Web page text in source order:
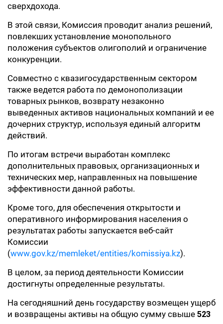
сверхдохода.
В этой связи, Комиссия проводит анализ решений,
повлекших установление монопольного
положения субъектов олигополий и ограничение
конкуренции.
Совместно с квазигосударственным сектором
также ведется работа по демонополизации
товарных рынков, возврату незаконно
выведенных активов национальных компаний и ее
дочерних структур, используя единый алгоритм
действий.
По итогам встречи выработан комплекс
дополнительных правовых, организационных и
технических мер, направленных на повышение
эффективности данной работы.
Кроме того, для обеспечения открытости и
оперативного информирования населения о
результатах работы запускается веб-сайт
Комиссии
(www.gov.kz/memleket/entities/komissiya.kz).
В целом, за период деятельности Комиссии
достигнуты определенные результаты.
На сегодняшний день государству возмещен ущерб
и возвращены активы на общую сумму свыше 523